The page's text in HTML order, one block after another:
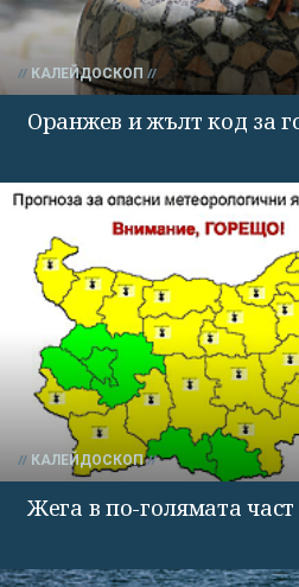
КАЛЕЙДОСКОП
Оранжев и жълт код за
КАЛЕЙДОСКОП
Жега в по-голямата част